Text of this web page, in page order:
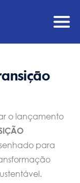
o lançamento
para